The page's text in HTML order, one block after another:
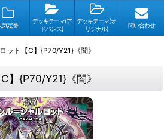
気定番
デッキテーマ(ア
ドバンス)
デッキテーマ(オ
リジナル)
問い合わせ
ット【C】{P70/Y21}《闇》
】{P70/Y21}《闇》